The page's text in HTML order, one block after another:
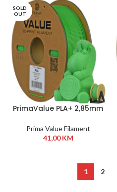
SOLD
OUT
PrimaValue PLA+ 2,85mm
Prima Value Filament
41,00KM
1 2